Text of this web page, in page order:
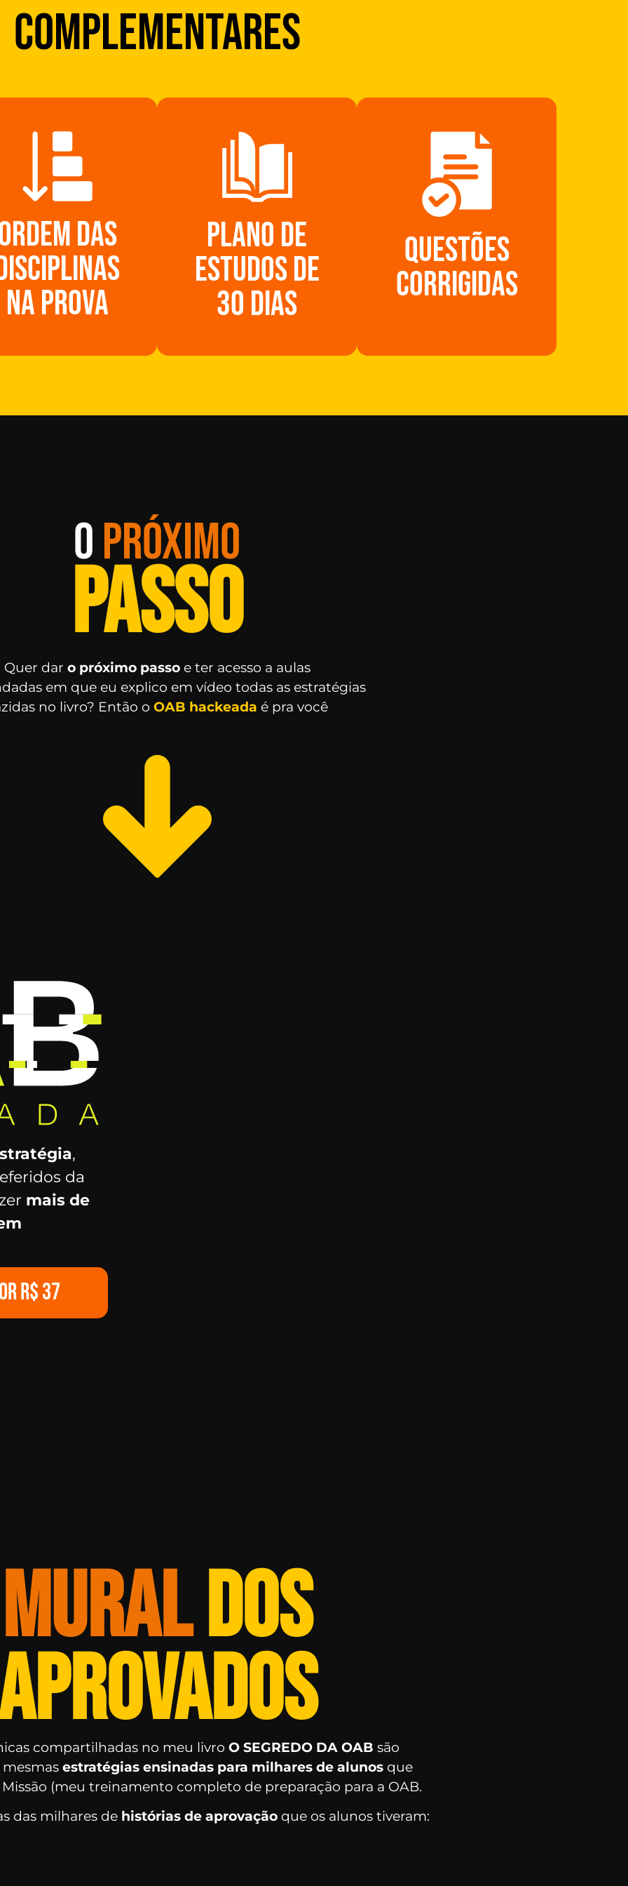
COMPLEMENTARES
das
na prova
Plano de
estudos de
30 dias
Questões
corrigidas
OPRÓXIMO
PASSO
Quer dar o próximo passoe ter acesso a aulas
em que eu explico em vídeo todas as estratégias
no livro? Então o OAB hackeada é pra você
,
da
mais de
R$ 37
MURALDOS
compartilhadas no meu livro O SEGREDO DA OAB são
estratégias ensinadas para milhares de alunosque
(meu treinamento completo de preparação para a OAB.
das milhares de histórias de aprovação que os alunos tiveram: